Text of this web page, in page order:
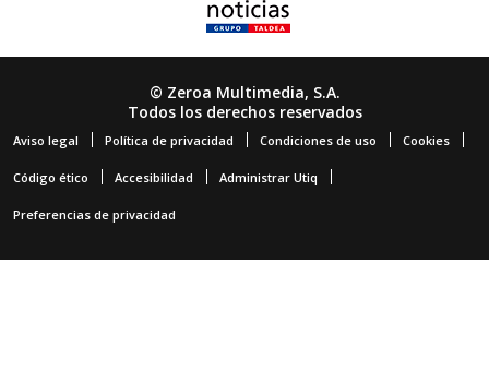
© Zeroa Multimedia, S.A.
Todos los derechos reservados
Aviso legal Política de privacidad Condiciones de uso Cookies
Código ético Accesibilidad Administrar Utiq
Preferencias de privacidad